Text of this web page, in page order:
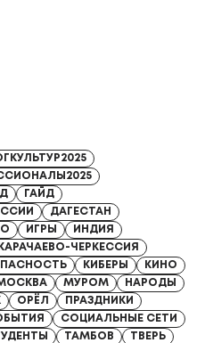
ГАЙД
ДАГЕСТАН
ИГРЫ
ИНДИЯ
КАРАЧАЕВО-ЧЕРКЕССИЯ
КИБЕРЫ
КИНО
МУРОМ
НАРОДЫ
ОРЁЛ
ПРАЗДНИКИ
СОЦИАЛЬНЫЕ СЕТИ
ТАМБОВ ТВЕРЬ